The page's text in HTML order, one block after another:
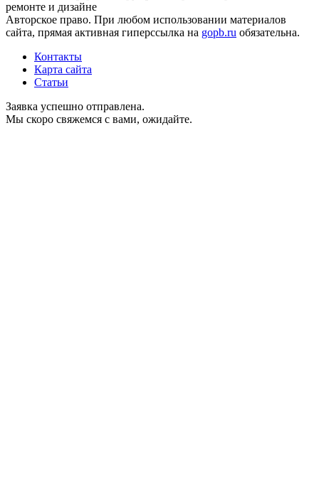
ремонте и дизайне
Авторское право. При любом использовании материалов
сайта, прямая активная гиперссылка на gopb.ru обязательна.
Контакты
Карта сайта
Статьи
Заявка успешно отправлена.
Мы скоро свяжемся с вами, ожидайте.